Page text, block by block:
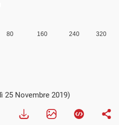
25 Novembre 2019)